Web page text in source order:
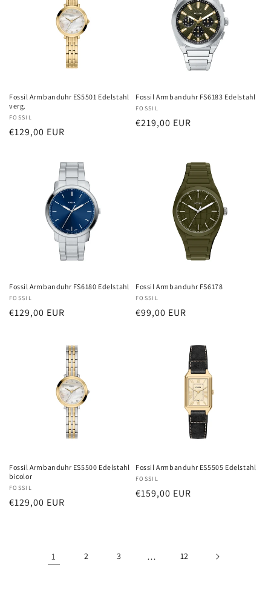
Fossil Armbanduhr ES5501 Edelstahl
verg.
Anbieter:
FOSSIL
Normaler
€129,00 EUR
Fossil Armbanduhr FS6183 Edelstahl
Anbieter:
FOSSIL
Normaler
€219,00 EUR
Fossil Armbanduhr FS6180 Edelstahl
Anbieter:
FOSSIL
Normaler
€129,00 EUR
Fossil Armbanduhr FS6178
Anbieter:
FOSSIL
Normaler
€99,00 EUR
Fossil Armbanduhr ES5500 Edelstahl
bicolor
Anbieter:
FOSSIL
Normaler
€129,00 EUR
Fossil Armbanduhr ES5505 Edelstahl
Anbieter:
FOSSIL
Normaler
€159,00 EUR
1 2 3 … 12